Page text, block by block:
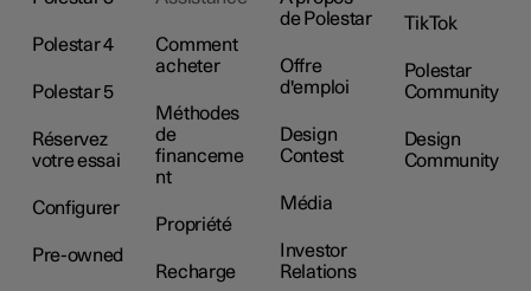
Polestar 4
Polestar 5
Réservez
votre essai
Configurer
Pre-owned
Comment
acheter
Méthodes
de
financeme
nt
Propriété
Recharge
de Polestar
Offre
d'emploi
Design
Contest
Média
Investor
Relations
TikTok
Polestar
Community
Design
Community